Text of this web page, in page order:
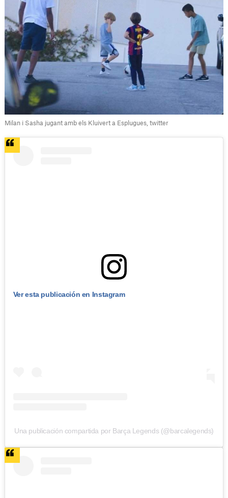
Milan i Sasha jugant amb els Kluivert a Esplugues, twitter
Ver esta publicación en Instagram
Una publicación compartida por Barça Legends (@barcalegends)